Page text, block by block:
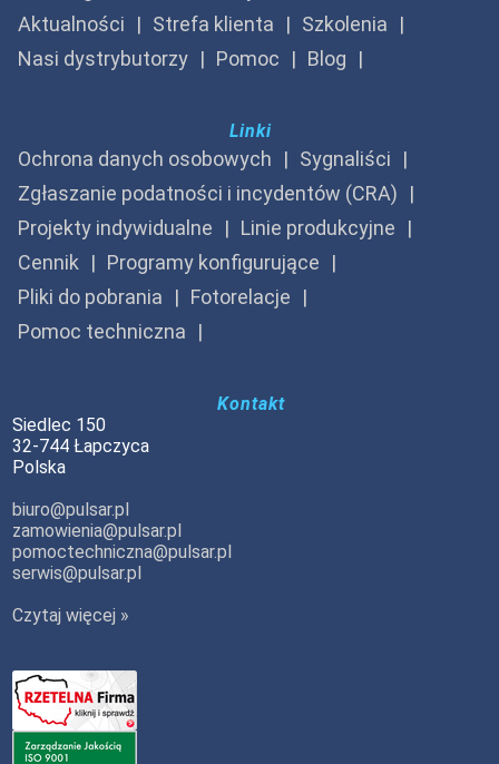
Aktualności
Strefa klienta
Szkolenia
Nasi dystrybutorzy
Pomoc Blog
Linki
Ochrona danych osobowych
Sygnaliści
Zgłaszanie podatności i incydentów (CRA)
Projekty indywidualne
Linie produkcyjne
Cennik
Programy konfigurujące
Pliki do pobrania
Fotorelacje
Pomoc techniczna
Kontakt
Siedlec 150
32-744 Łapczyca
Polska
biuro@pulsar.pl
zamowienia@pulsar.pl
pomoctechniczna@pulsar.pl
serwis@pulsar.pl
Czytaj więcej »